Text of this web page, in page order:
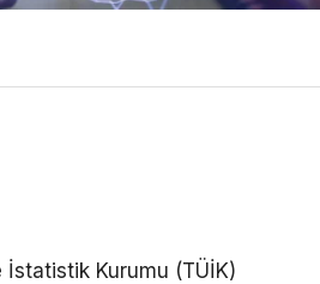
İstatistik Kurumu (TÜİK)